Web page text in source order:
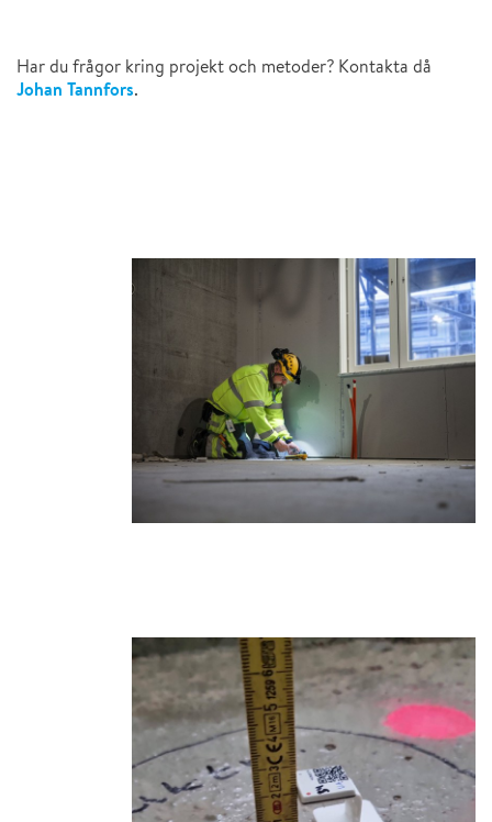
Har du frågor kring projekt och metoder? Kontakta då
Johan Tannfors.